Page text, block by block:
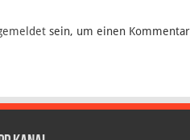
sein, um einen